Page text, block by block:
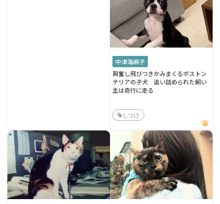
中津海麻子
興奮し飛びつきかみまくるボストン
テリアの子犬 追い詰められた飼い
主は奇行に走る
しつけ